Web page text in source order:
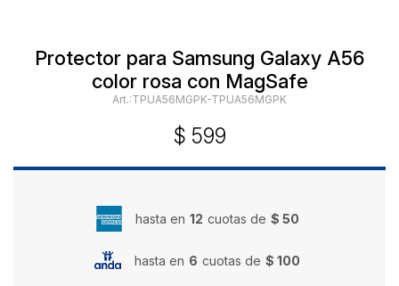
Protector para Samsung Galaxy A56
color rosa con MagSafe
TPUA56MGPK-TPUA56MGPK
$ 599
hasta en 12 cuotas de $ 50
hasta en 6 cuotas de $ 100